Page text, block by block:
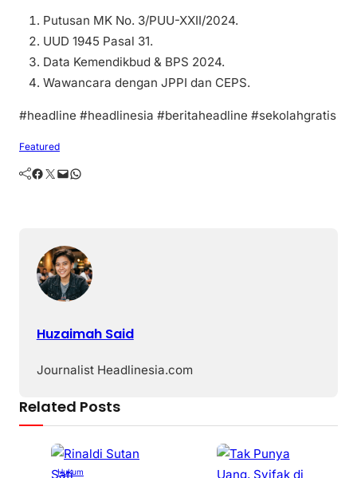
Putusan MK No. 3/PUU-XXII/2024.
UUD 1945 Pasal 31.
Data Kemendikbud & BPS 2024.
Wawancara dengan JPPI dan CEPS.
#headline #headlinesia #beritaheadline #sekolahgratis
Featured
Facebook Twitter Mail WhatsApp
Huzaimah Said
Journalist Headlinesia.com
Related Posts
Hukum